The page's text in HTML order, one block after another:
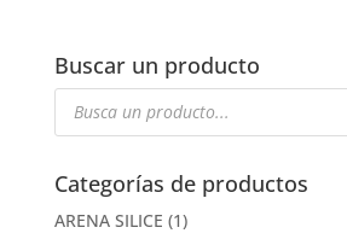
Buscar un producto
Búsqueda
Categorías de productos
ARENA SILICE (1)